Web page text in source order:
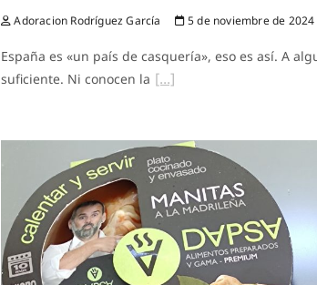
Adoracion Rodríguez García 5 de noviembre de 2024
España es «un país de casquería», eso es así. A
suficiente. Ni conocen la